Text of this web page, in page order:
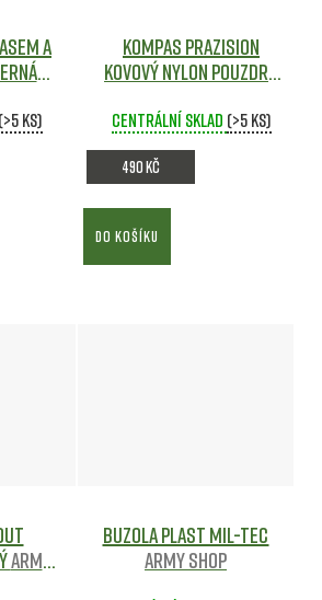
a
(>5 ks)
Kompas PRAZISION
kovový nylon pouzdro
Centrální sklad (>5 ks)
490 Kč
DO KOŠÍKU
Army
Buzola PLAST MIL-TEC
Army shop